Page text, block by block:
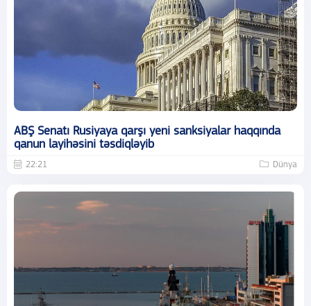
ABŞ Senatı Rusiyaya qarşı yeni sanksiyalar haqqında
qanun layihəsini təsdiqləyib
22:21 Dünya